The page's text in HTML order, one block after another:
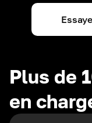
Plus de
en